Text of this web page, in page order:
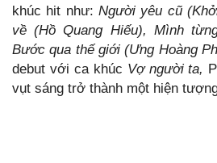
khúc hit như: Người yêu cũ
về (Hồ Quang Hiếu), Mình
Bước qua thế giới (Ưng Hoàng
debut với ca khúc Vợ người ta,
vụt sáng trở thành một hiện